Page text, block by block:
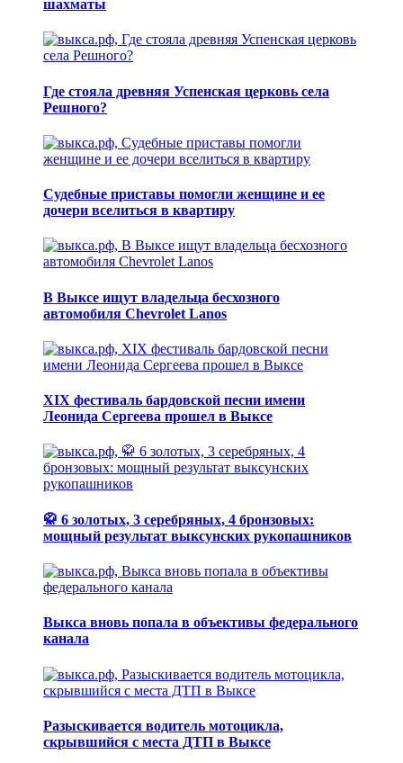
шахматы
Где стояла древняя Успенская церковь села
Решного?
Судебные приставы помогли женщине и ее
дочери вселиться в квартиру
В Выксе ищут владельца бесхозного
автомобиля Chevrolet Lanos
XIX фестиваль бардовской песни имени
Леонида Сергеева прошел в Выксе
🥋 6 золотых, 3 серебряных, 4 бронзовых:
мощный результат выксунских рукопашников
Выкса вновь попала в объективы федерального
канала
Разыскивается водитель мотоцикла,
скрывшийся с места ДТП в Выксе